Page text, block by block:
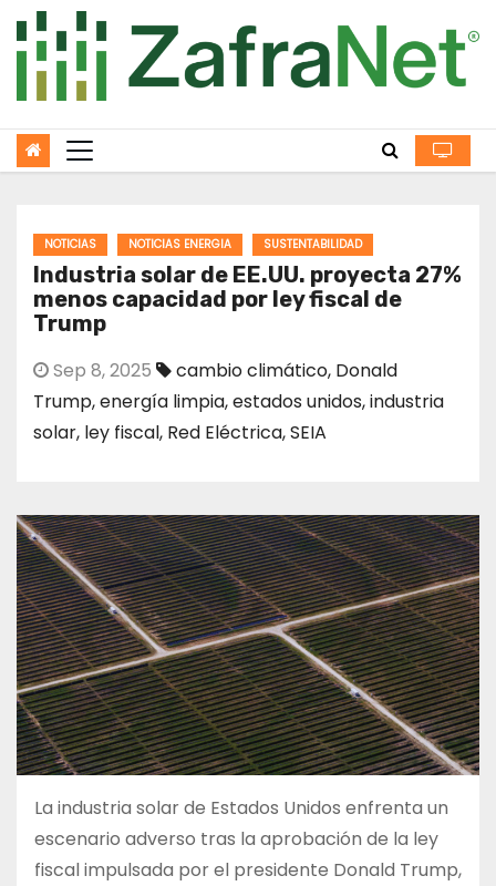
to
content
NOTICIAS NOTICIAS ENERGIA SUSTENTABILIDAD
Industria solar de EE.UU. proyecta 27%
menos capacidad por ley fiscal de
Trump
Sep 8, 2025 cambio climático, Donald
Trump,energía limpia,estados unidos,industria
solar, ley fiscal, Red Eléctrica,SEIA
La industria solar de Estados Unidos enfrenta un
escenario adverso tras la aprobación de la ley
fiscal impulsada por el presidente Donald Trump,